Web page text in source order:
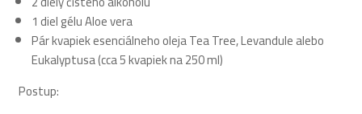
1 diel gélu Aloe vera
Pár kvapiek esenciálneho oleja Tea Tree, Levandule alebo
Eukalyptusa (cca 5 kvapiek na 250 ml)
Postup: